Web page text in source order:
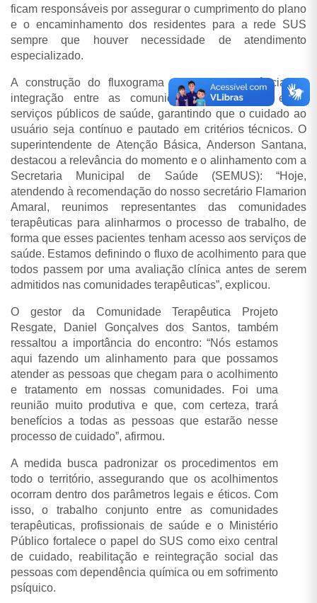
ficam responsáveis por assegurar o cumprimento do plano
e o encaminhamento dos residentes para a rede SUS
sempre que houver necessidade de atendimento
especializado.
A construção do fluxograma reforça a importância da
integração entre as comunidades terapêuticas e os
serviços públicos de saúde, garantindo que o cuidado ao
usuário seja contínuo e pautado em critérios técnicos. O
superintendente de Atenção Básica, Anderson Santana,
destacou a relevância do momento e o alinhamento com a
Secretaria Municipal de Saúde (SEMUS): “Hoje,
atendendo à recomendação do nosso secretário Flamarion
Amaral, reunimos representantes das comunidades
terapêuticas para alinharmos o processo de trabalho, de
forma que esses pacientes tenham acesso aos serviços de
saúde. Estamos definindo o fluxo de acolhimento para que
todos passem por uma avaliação clínica antes de serem
admitidos nas comunidades terapêuticas”, explicou.
O gestor da Comunidade Terapêutica Projeto
Resgate, Daniel Gonçalves dos Santos, também
ressaltou a importância do encontro: “Nós estamos
aqui fazendo um alinhamento para que possamos
atender as pessoas que chegam para o acolhimento
e tratamento em nossas comunidades. Foi uma
reunião muito produtiva e que, com certeza, trará
benefícios a todas as pessoas que estarão nesse
processo de cuidado”, afirmou.
A medida busca padronizar os procedimentos em
todo o território, assegurando que os acolhimentos
ocorram dentro dos parâmetros legais e éticos. Com
isso, o trabalho conjunto entre as comunidades
terapêuticas, profissionais de saúde e o Ministério
Público fortalece o papel do SUS como eixo central
de cuidado, reabilitação e reintegração social das
pessoas com dependência química ou em sofrimento
psíquico.